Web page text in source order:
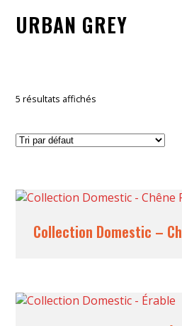
URBAN GREY
5 résultats affichés
Collection Domestic –